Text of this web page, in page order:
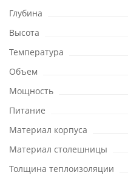
Глубина
Высота
Температура
Объем
Мощность
Питание
Материал корпуса
Материал столешницы
Толщина теплоизоляции